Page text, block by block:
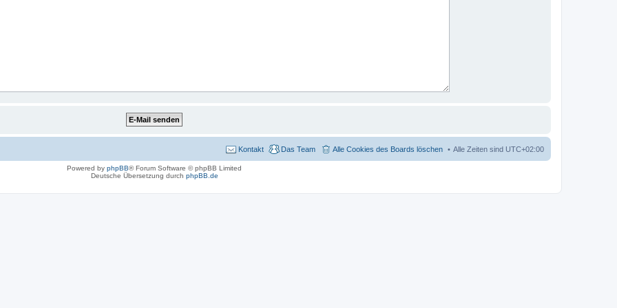
Alle Zeiten sind UTC+02:00
Alle Cookies des Boards löschen
Das Team
Kontakt
Powered by phpBB® Forum Software © phpBB Limited
Deutsche Übersetzung durch phpBB.de